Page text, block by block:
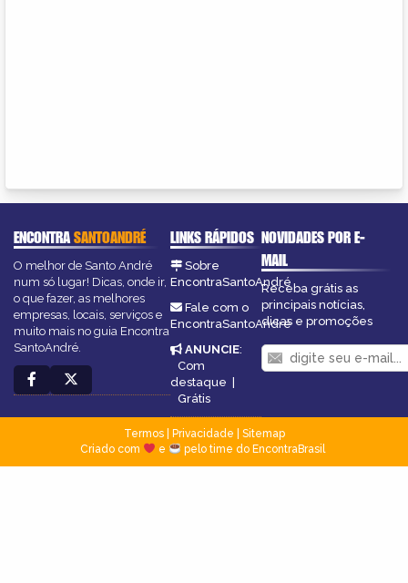
ENCONTRASANTOANDRÉ
O melhor de Santo André
num só lugar! Dicas, onde ir,
o que fazer, as melhores
empresas, locais, serviços e
muito mais no guia Encontra
SantoAndré.
LINKS RÁPIDOS
Sobre
EncontraSantoAndré
Fale com o
EncontraSantoAndré
ANUNCIE:
Com
destaque |
Grátis
NOVIDADES POR E-
MAIL
Receba grátis as
principais notícias,
dicas e promoções
Termos| Privacidade
Sitemap
Criado com
e pelo time do EncontraBrasil